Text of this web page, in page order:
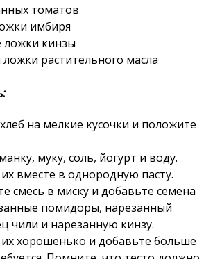
томатов
имбиря
ложки кинзы
растительного масла
на мелкие кусочки и положите
муку, соль, йогурт и воду.
вместе в однородную пасту.
смесь в миску и добавьте семена
помидоры, нарезанный
чили и нарезанную кинзу.
хорошенько и добавьте больше